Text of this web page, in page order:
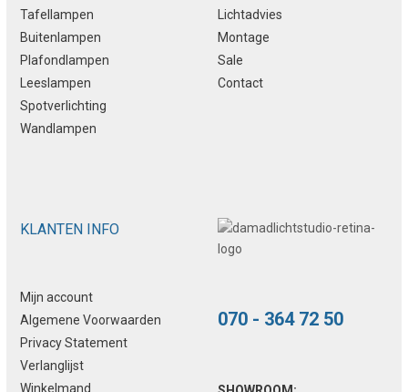
Tafellampen
Buitenlampen
Plafondlampen
Leeslampen
Spotverlichting
Wandlampen
Lichtadvies
Montage
Sale
Contact
KLANTEN INFO
Mijn account
Algemene Voorwaarden
Privacy Statement
Verlanglijst
Winkelmand
070 - 364 72 50